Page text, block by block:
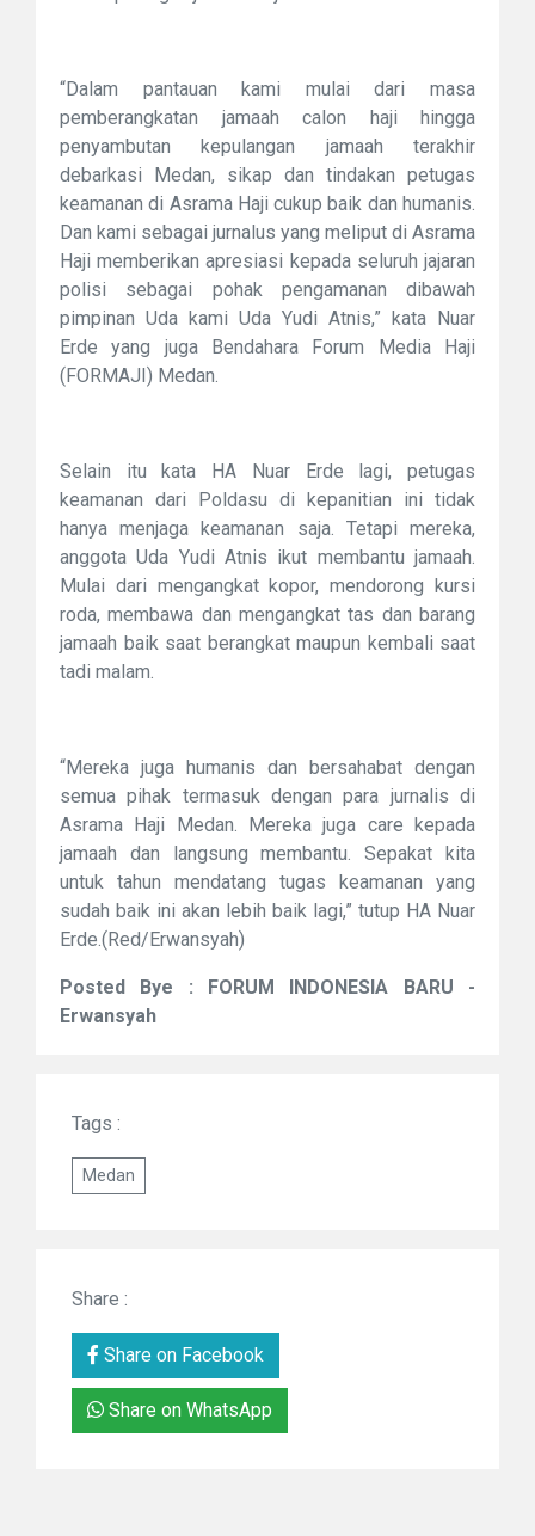
“Dalam pantauan kami mulai dari masa
pemberangkatan jamaah calon haji hingga
penyambutan kepulangan jamaah terakhir
debarkasi Medan, sikap dan tindakan petugas
keamanan di Asrama Haji cukup baik dan humanis.
Dan kami sebagai jurnalus yang meliput di Asrama
Haji memberikan apresiasi kepada seluruh jajaran
polisi sebagai pohak pengamanan dibawah
pimpinan Uda kami Uda Yudi Atnis,” kata Nuar
Erde yang juga Bendahara Forum Media Haji
(FORMAJI) Medan.
Selain itu kata HA Nuar Erde lagi, petugas
keamanan dari Poldasu di kepanitian ini tidak
hanya menjaga keamanan saja. Tetapi mereka,
anggota Uda Yudi Atnis ikut membantu jamaah.
Mulai dari mengangkat kopor, mendorong kursi
roda, membawa dan mengangkat tas dan barang
jamaah baik saat berangkat maupun kembali saat
tadi malam.
“Mereka juga humanis dan bersahabat dengan
semua pihak termasuk dengan para jurnalis di
Asrama Haji Medan. Mereka juga care kepada
jamaah dan langsung membantu. Sepakat kita
untuk tahun mendatang tugas keamanan yang
sudah baik ini akan lebih baik lagi,” tutup HA Nuar
Erde.(Red/Erwansyah)
Posted Bye : FORUM INDONESIA BARU -
Erwansyah
Tags :
Medan
Share :
Share on Facebook
Share on WhatsApp